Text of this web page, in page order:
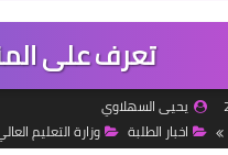
تعرف على
يحيى السهلاوي
اخبار الطلبة وزارة التعليم